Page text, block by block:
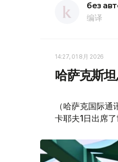
без
编译
14:27, 01 8月 2026
哈萨克斯
（哈萨克国际
卡耶夫1日出席